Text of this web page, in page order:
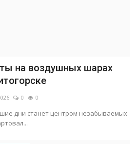
на воздушных шарах
0 0
дни станет центром незабываемых